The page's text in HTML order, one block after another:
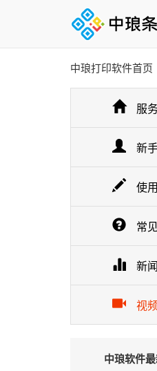
中琅打印软件首页
服
新
使
常
新
视
中琅软件